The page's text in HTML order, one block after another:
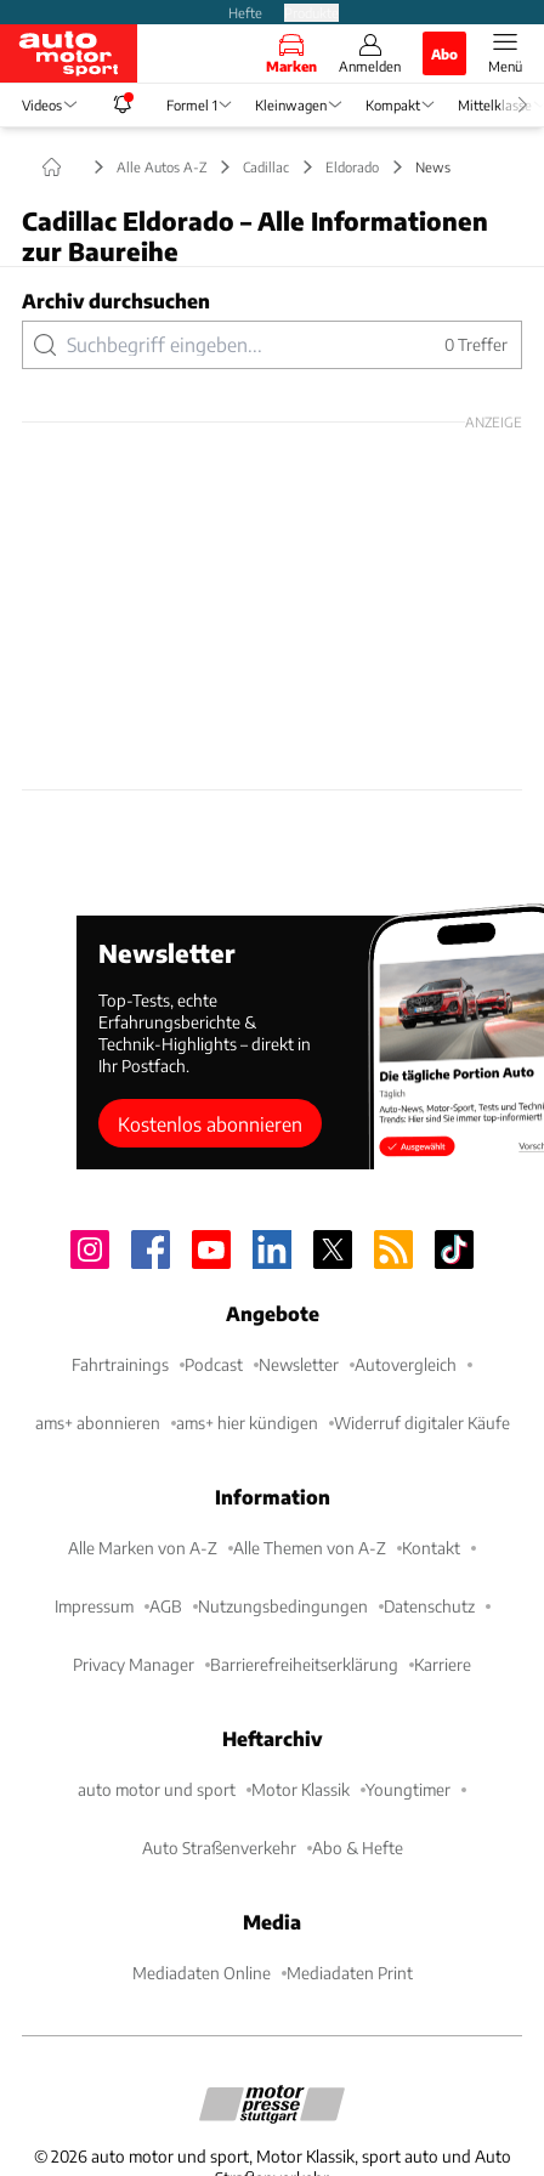
Hefte
Marken Anmelden
Abo
Menü
Videos Formel 1 Kleinwagen Kompakt Mittelklasse
Alle Autos A-Z Cadillac Eldorado News
Cadillac Eldorado – Alle Informationen
zur Baureihe
Archiv durchsuchen
0Treffer
ANZEIGE
Newsletter
Top-Tests, echte
Erfahrungsberichte &
Technik-Highlights – direkt in
Ihr Postfach.
Kostenlos abonnieren
Angebote
Fahrtrainings Podcast Newsletter Autovergleich
ams+ abonnieren ams+ hier kündigen Widerruf digitaler Käufe
Information
Alle Marken von A-Z Alle Themen von A-Z Kontakt
Impressum AGB Nutzungsbedingungen Datenschutz
Privacy Manager Barrierefreiheitserklärung Karriere
Heftarchiv
auto motor und sport Motor Klassik Youngtimer
Auto Straßenverkehr Abo & Hefte
Media
Mediadaten Online Mediadaten Print
©2026 auto motor und sport, Motor Klassik, sport auto und Auto